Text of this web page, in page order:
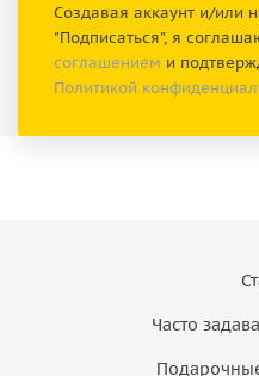
Создавая аккаунт и/или
"Подписаться", я
соглашением и
Политикой
Часто